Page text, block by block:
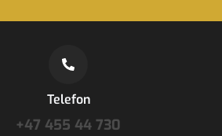
Telefon
+47 455 44 730